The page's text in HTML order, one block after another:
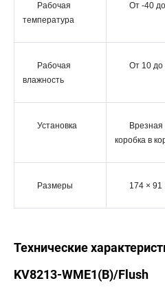
Рабочая
температура
От -40
Рабочая
влажность
От 10 до
Установка
коробка в
Размеры 174 ×
Технические
KV8213-WME1(B)/Flush